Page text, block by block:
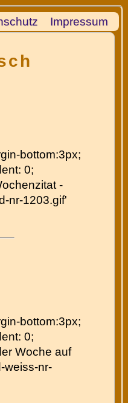
Impressum
bottom:3px;
0;
-
nr-1203.gif'
bottom:3px;
0;
Woche auf
weiss-nr-